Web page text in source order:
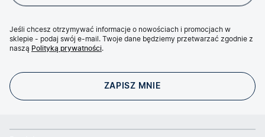
Jeśli chcesz otrzymywać informacje o nowościach i promocjach w
sklepie - podaj swój e-mail. Twoje dane będziemy przetwarzać zgodnie z
naszą Polityką prywatności.